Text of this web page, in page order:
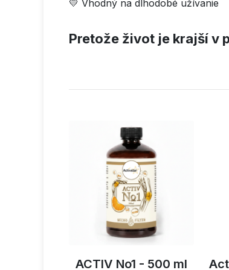
💛 Vhodný na dlhodobé užívanie
Pretože život je krajší v
ACTIV No1 - 500 ml